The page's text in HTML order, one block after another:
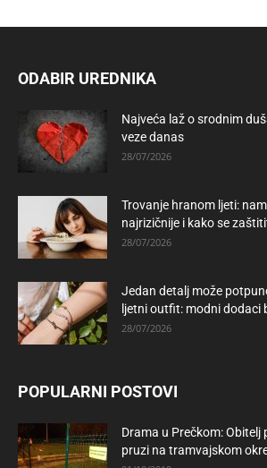
ODABIR UREDNIKA
Najveća laž o srodnim
veze danas
28/07/2026
Trovanje hranom ljeti:
najrizičnije i kako se
28/07/2026
Jedan detalj može
ljetni outfit: modni dodaci
28/07/2026
POPULARNI POSTOVI
Drama u Prečkom:
pruzi na tramvajskom